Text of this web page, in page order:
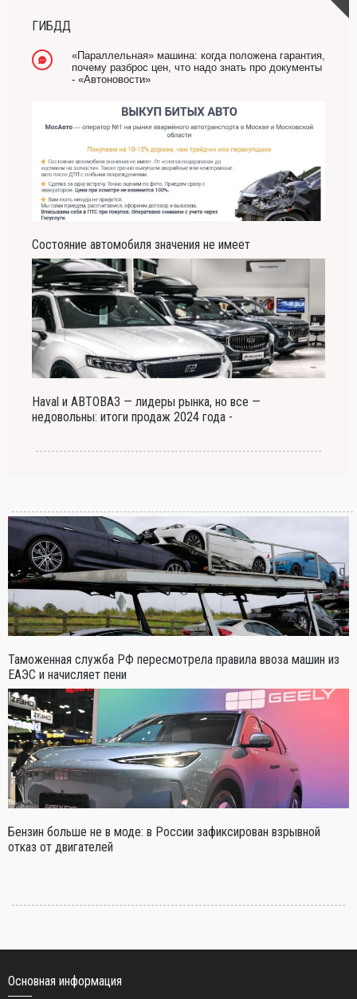
-- Лучшее, что можно сделать с хорошим советом, это пропустить его мимо ушей.
Он никогда не бывает полезен никому, кроме того, кто его дал.
ГИБДД
«Параллельная» машина: когда положена гарантия,
почему разброс цен, что надо знать про документы
- «Автоновости»
Состояние автомобиля значения не имеет
Haval и АВТОВАЗ — лидеры рынка, но все —
недовольны: итоги продаж 2024 года -
Таможенная служба РФ пересмотрела правила ввоза машин из
ЕАЭС и начисляет пени
Бензин больше не в моде: в России зафиксирован взрывной
отказ от двигателей
Основная информация